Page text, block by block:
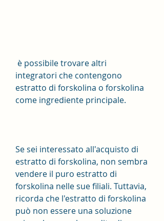
integratori che contengono
estratto di forskolina o forskolina
come ingrediente principale.
Se sei interessato all'acquisto di
estratto di forskolina, non sembra
vendere il puro estratto di
forskolina nelle sue filiali. Tuttavia,
ricorda che l'estratto di forskolina
può non essere una soluzione